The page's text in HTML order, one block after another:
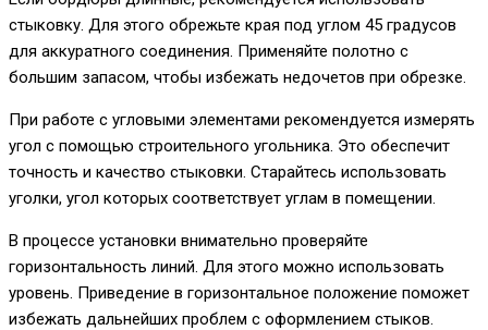
стыковку. Для этого обрежьте края под углом 45 градусов
для аккуратного соединения. Применяйте полотно с
большим запасом, чтобы избежать недочетов при обрезке.
При работе с угловыми элементами рекомендуется измерять
угол с помощью строительного угольника. Это обеспечит
точность и качество стыковки. Старайтесь использовать
уголки, угол которых соответствует углам в помещении.
В процессе установки внимательно проверяйте
горизонтальность линий. Для этого можно использовать
уровень. Приведение в горизонтальное положение поможет
избежать дальнейших проблем с оформлением стыков.